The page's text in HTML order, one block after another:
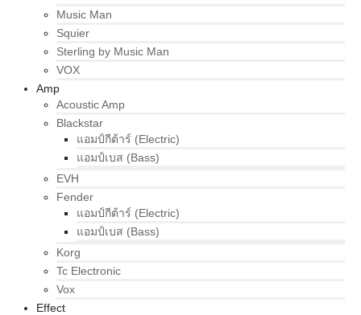
Music Man
Squier
Sterling by Music Man
VOX
Amp
Acoustic Amp
Blackstar
แอมป์กีต้าร์ (Electric)
แอมป์เบส (Bass)
EVH
Fender
แอมป์กีต้าร์ (Electric)
แอมป์เบส (Bass)
Korg
Tc Electronic
Vox
Effect